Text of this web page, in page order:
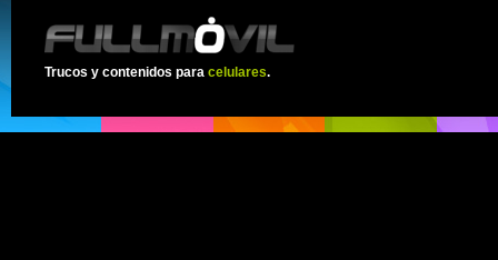
Trucos y contenidos para celulares.